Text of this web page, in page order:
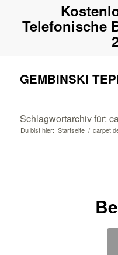
Telefonische
GEMBINSKI
Schlagwortarchiv für:
Du bist hier: Startseite / carpet